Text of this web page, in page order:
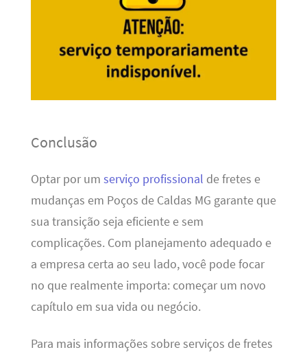
Conclusão
Optar por um serviço profissional de fretes e
mudanças em Poços de Caldas MG garante que
sua transição seja eficiente e sem
complicações. Com planejamento adequado e
a empresa certa ao seu lado, você pode focar
no que realmente importa: começar um novo
capítulo em sua vida ou negócio.
Para mais informações sobre serviços de fretes